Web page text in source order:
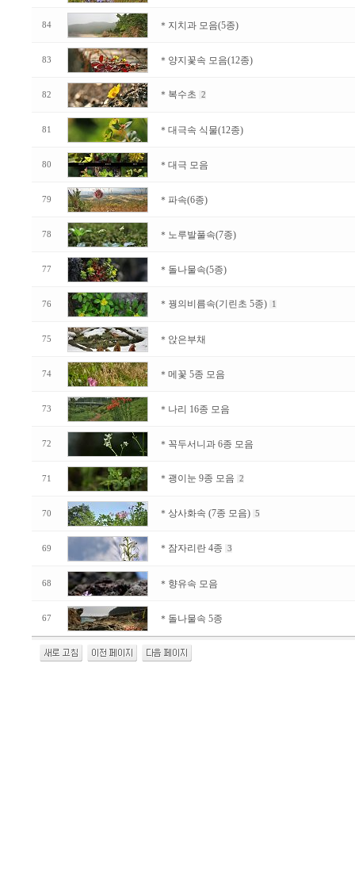
84 ＊지치과 모음(5종)
83 ＊양지꽃속 모음(12종)
82 ＊복수초 2
81 ＊대극속 식물(12종)
80 ＊대극 모음
79 ＊파속(6종)
78 ＊노루발풀속(7종)
77 ＊돌나물속(5종)
76 ＊꿩의비름속(기린초 5종) 1
75 ＊앉은부채
74 ＊메꽃 5종 모음
73 ＊나리 16종 모음
72 ＊꼭두서니과 6종 모음
71 ＊괭이눈 9종 모음 2
70 ＊상사화속 (7종 모음) 5
69 ＊잠자리란 4종 3
68 ＊향유속 모음
67 ＊돌나물속 5종